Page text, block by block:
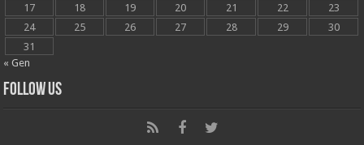
17
18 19 20 21 22
23
24
25 26 27 28 29
30
31
« Gen
Follow Us